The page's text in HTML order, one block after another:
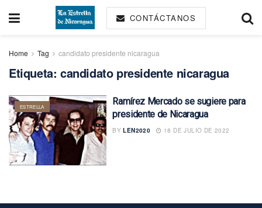
CONTÁCTANOS
Home Tag candidato presidente nicaragua
Etiqueta: candidato presidente nicaragua
ESTRELLA
Ramírez Mercado se sugiere para
presidente de Nicaragua
BY LEN2020 18 DE JULIO DE 2022